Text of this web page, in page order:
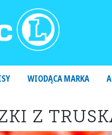
WIODĄCA MARKA
Z